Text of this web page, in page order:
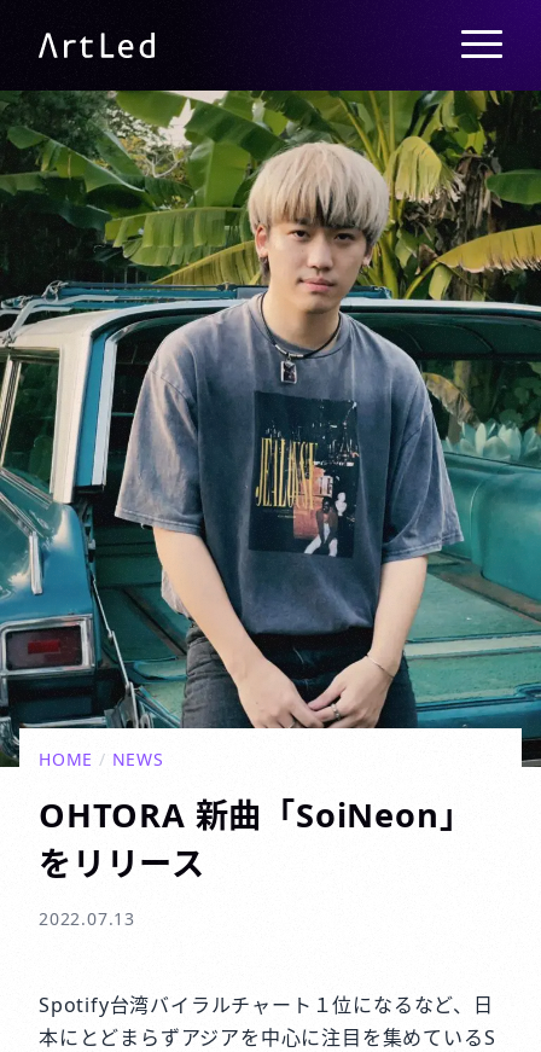
ArtLed
メニュー
HOME / NEWS
OHTORA 新曲「SoiNeon」
をリリース
2022.07.13
Spotify台湾バイラルチャート１位になるなど、日
本にとどまらずアジアを中心に注目を集めているS